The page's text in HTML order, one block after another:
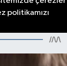
politikamızı